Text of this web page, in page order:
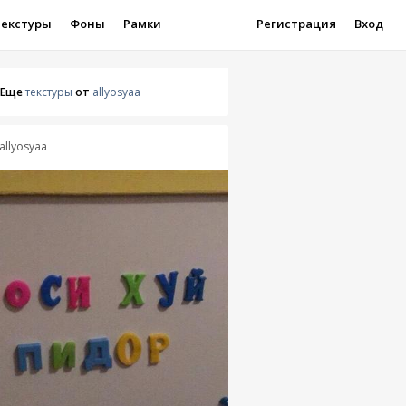
Фоны Рамки Регистрация Вход
Ещетекстуры от allyosyaa